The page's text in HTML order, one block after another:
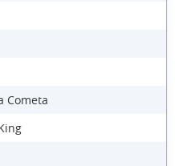
Cometa